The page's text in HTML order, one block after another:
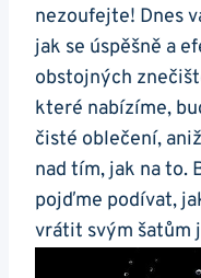
nezoufejte!⁤ Dnes
jak se​ úspěšně⁤ a
‍obstojných
které nabízíme,
čisté ⁢oblečení,
nad tím, jak na to.
pojďme podívat,‌
vrátit svým šatům